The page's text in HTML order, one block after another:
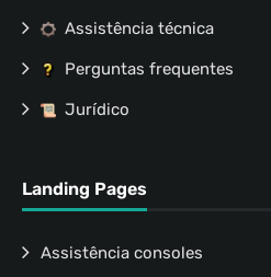
Assistência técnica
Perguntas frequentes
Jurídico
Landing Pages
Assistência consoles